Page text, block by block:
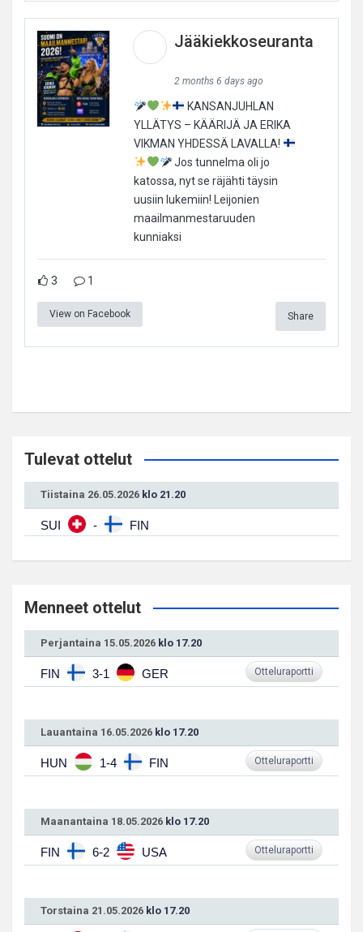
Jääkiekkoseuranta
2 months 6 days ago
KANSANJUHLAN
YLLÄTYS – KÄÄRIJÄ JA ERIKA
VIKMAN YHDESSÄ LAVALLA!
Jos tunnelma oli jo
katossa, nyt se räjähti täysin
uusiin lukemiin! Leijonien
maailmanmestaruuden
kunniaksi
3 1
View on Facebook Share
Tulevat ottelut
Tiistaina 26.05.2026 klo 21.20
SUI - FIN
Menneet ottelut
Perjantaina 15.05.2026 klo 17.20
FIN 3-1 GER Otteluraportti
Lauantaina 16.05.2026 klo 17.20
HUN 1-4 FIN Otteluraportti
Maanantaina 18.05.2026 klo 17.20
FIN 6-2 USA Otteluraportti
Torstaina 21.05.2026 klo 17.20